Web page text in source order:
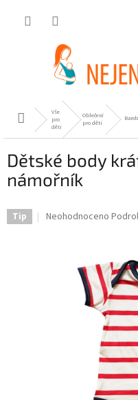
Domů
Vše
pro
děti
Oblečení
pro děti
Dětské body
námořník
Tip
Průměrné
hvězdiček.
Neohodnoceno